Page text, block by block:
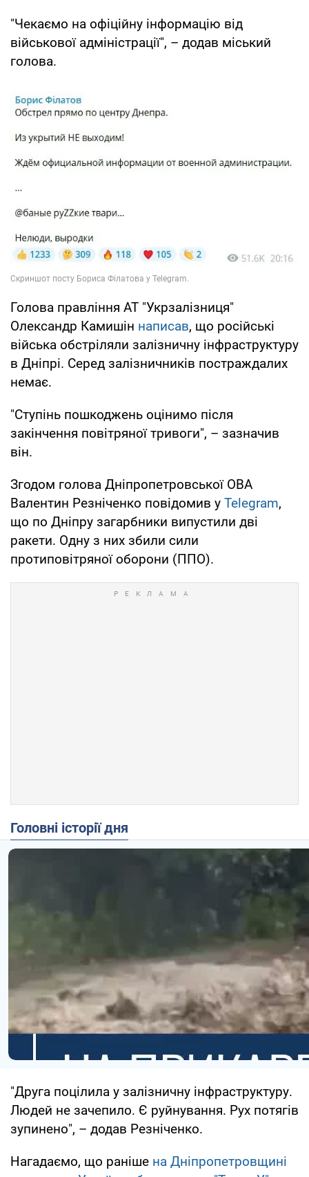
"Чекаємо на офіційну інформацію від
військової адміністрації", – додав міський
голова.
Голова правління АТ "Укрзалізниця"
Олександр Камишін написав, що російські
війська обстріляли залізничну інфраструктуру
в Дніпрі. Серед залізничників постраждалих
немає.
"Ступінь пошкоджень оцінимо після
закінчення повітряної тривоги", – зазначив
він.
Згодом голова Дніпропетровської ОВА
Валентин Резніченко повідомив у Telegram,
що по Дніпру загарбники випустили дві
ракети. Одну з них збили сили
протиповітряної оборони (ППО).
Головні історії дня
"Друга поцілила у залізничну інфраструктуру.
Людей не зачепило. Є руйнування. Рух потягів
зупинено", – додав Резніченко.
Нагадаємо, що раніше на Дніпропетровщині